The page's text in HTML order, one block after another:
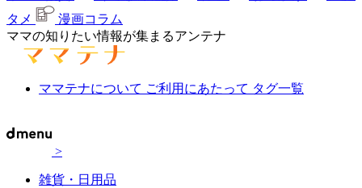
タメ
漫画コラム
ママの知りたい情報が集まるアンテナ
ママテナについて ご利用にあたって タグ一覧
>
雑貨・日用品